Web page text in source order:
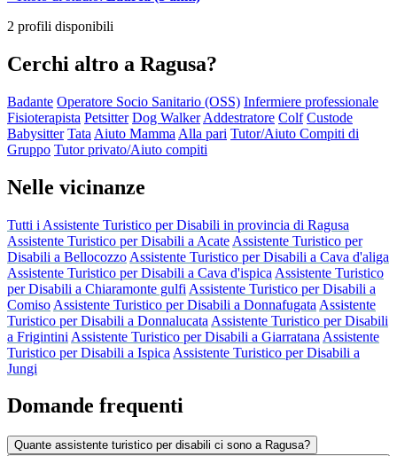
2 profili disponibili
Cerchi altro a Ragusa?
Badante Operatore Socio Sanitario (OSS) Infermiere professionale
Fisioterapista Petsitter Dog Walker Addestratore Colf Custode
Babysitter Tata Aiuto Mamma Alla pari Tutor/Aiuto Compiti di
Gruppo Tutor privato/Aiuto compiti
Nelle vicinanze
Tutti i Assistente Turistico per Disabili in provincia di Ragusa
Assistente Turistico per Disabili a Acate Assistente Turistico per
Disabili a Bellocozzo Assistente Turistico per Disabili a Cava d'aliga
Assistente Turistico per Disabili a Cava d'ispica Assistente Turistico
per Disabili a Chiaramonte gulfi Assistente Turistico per Disabili a
Comiso Assistente Turistico per Disabili a Donnafugata Assistente
Turistico per Disabili a Donnalucata Assistente Turistico per Disabili
a Frigintini Assistente Turistico per Disabili a Giarratana Assistente
Turistico per Disabili a Ispica Assistente Turistico per Disabili a
Jungi
Domande frequenti
Quante assistente turistico per disabili ci sono a Ragusa?